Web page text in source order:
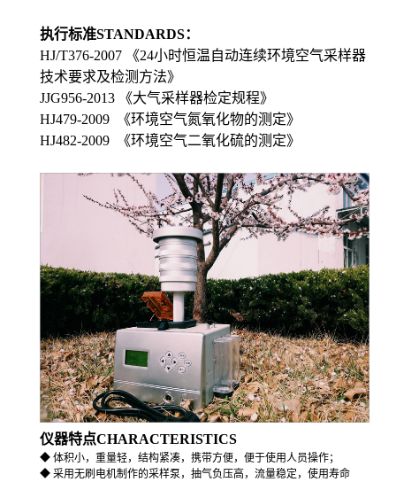
执行标准STANDARDS：
HJ/T376-2007
《24小时恒温自动连续环境空气采样器
技术要求及检测方法》
JJG956-2013
《大气采样器检定规程》
HJ479-2009
《环境空气氮氧化物的测定》
HJ482-2009
《环境空气二氧化硫的测定》
仪器特点CHARACTERISTICS
◆ 体积小，重量轻，结构紧凑，携带方便，便于使用人员操作；
◆ 采用无刷电机制作的采样泵，抽气负压高，流量稳定，使用寿命